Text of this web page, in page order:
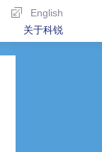
English
关于科锐